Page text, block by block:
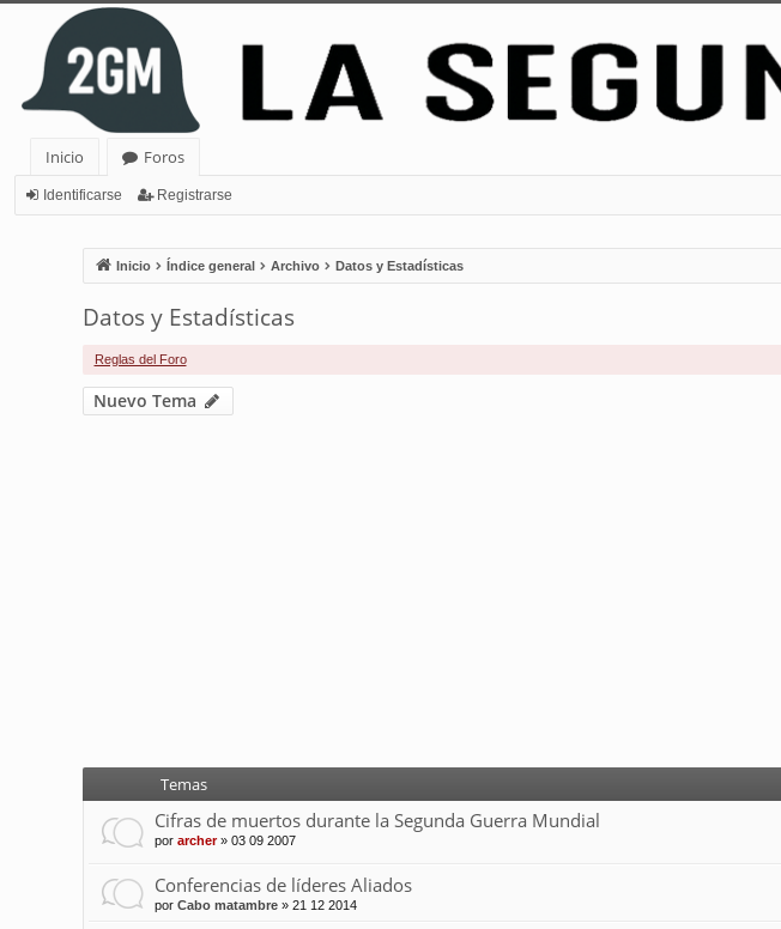
Inicio
Foros
Identificarse Registrarse
Inicio Índice general Archivo Datos y Estadísticas
Datos y Estadísticas
Reglas del Foro
Nuevo Tema
Temas
Cifras de muertos durante la Segunda Guerra Mundial
por archer» 03 09 2007
Conferencias de líderes Aliados
por Cabo matambre» 21 12 2014